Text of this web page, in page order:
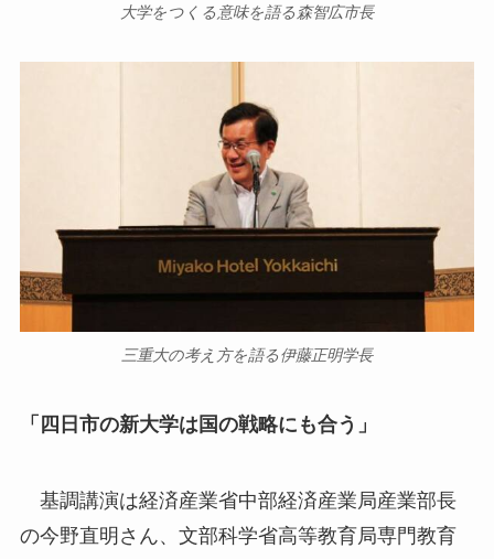
大学をつくる意味を語る森智広市長
三重大の考え方を語る伊藤正明学長
「四日市の新大学は国の戦略にも合う」
基調講演は経済産業省中部経済産業局産業部長
の今野直明さん、文部科学省高等教育局専門教育